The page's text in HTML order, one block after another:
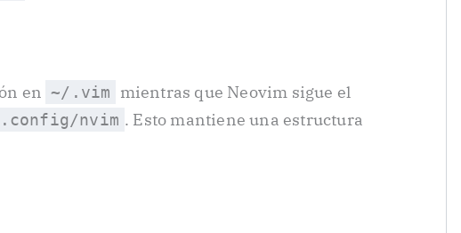
en ~/.vim
mientras que Neovim sigue el
nvim . Esto mantiene una estructura